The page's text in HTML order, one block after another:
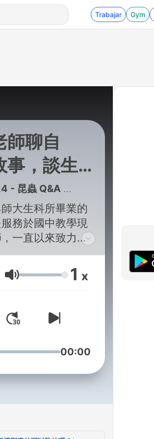
Trabajar Gym
師聊自
事，談生
09 - 蜻蜓為什麼要點水？（帽子上的蜻蜓模型真的可以防蚊嗎？）
大生科所畢業的
務於國中教學現
一直以來致力推
獲教育部環境教
環境部國家環境
。
與現行課綱的重
的主題式課程，
脈絡的學習，其
好的生物課本，
態開始，一起輕
Volumen 1 x
00:00